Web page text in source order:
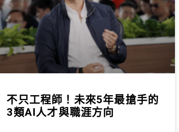
不只工程師！未來5年最搶手的
3類AI人才與職涯方向